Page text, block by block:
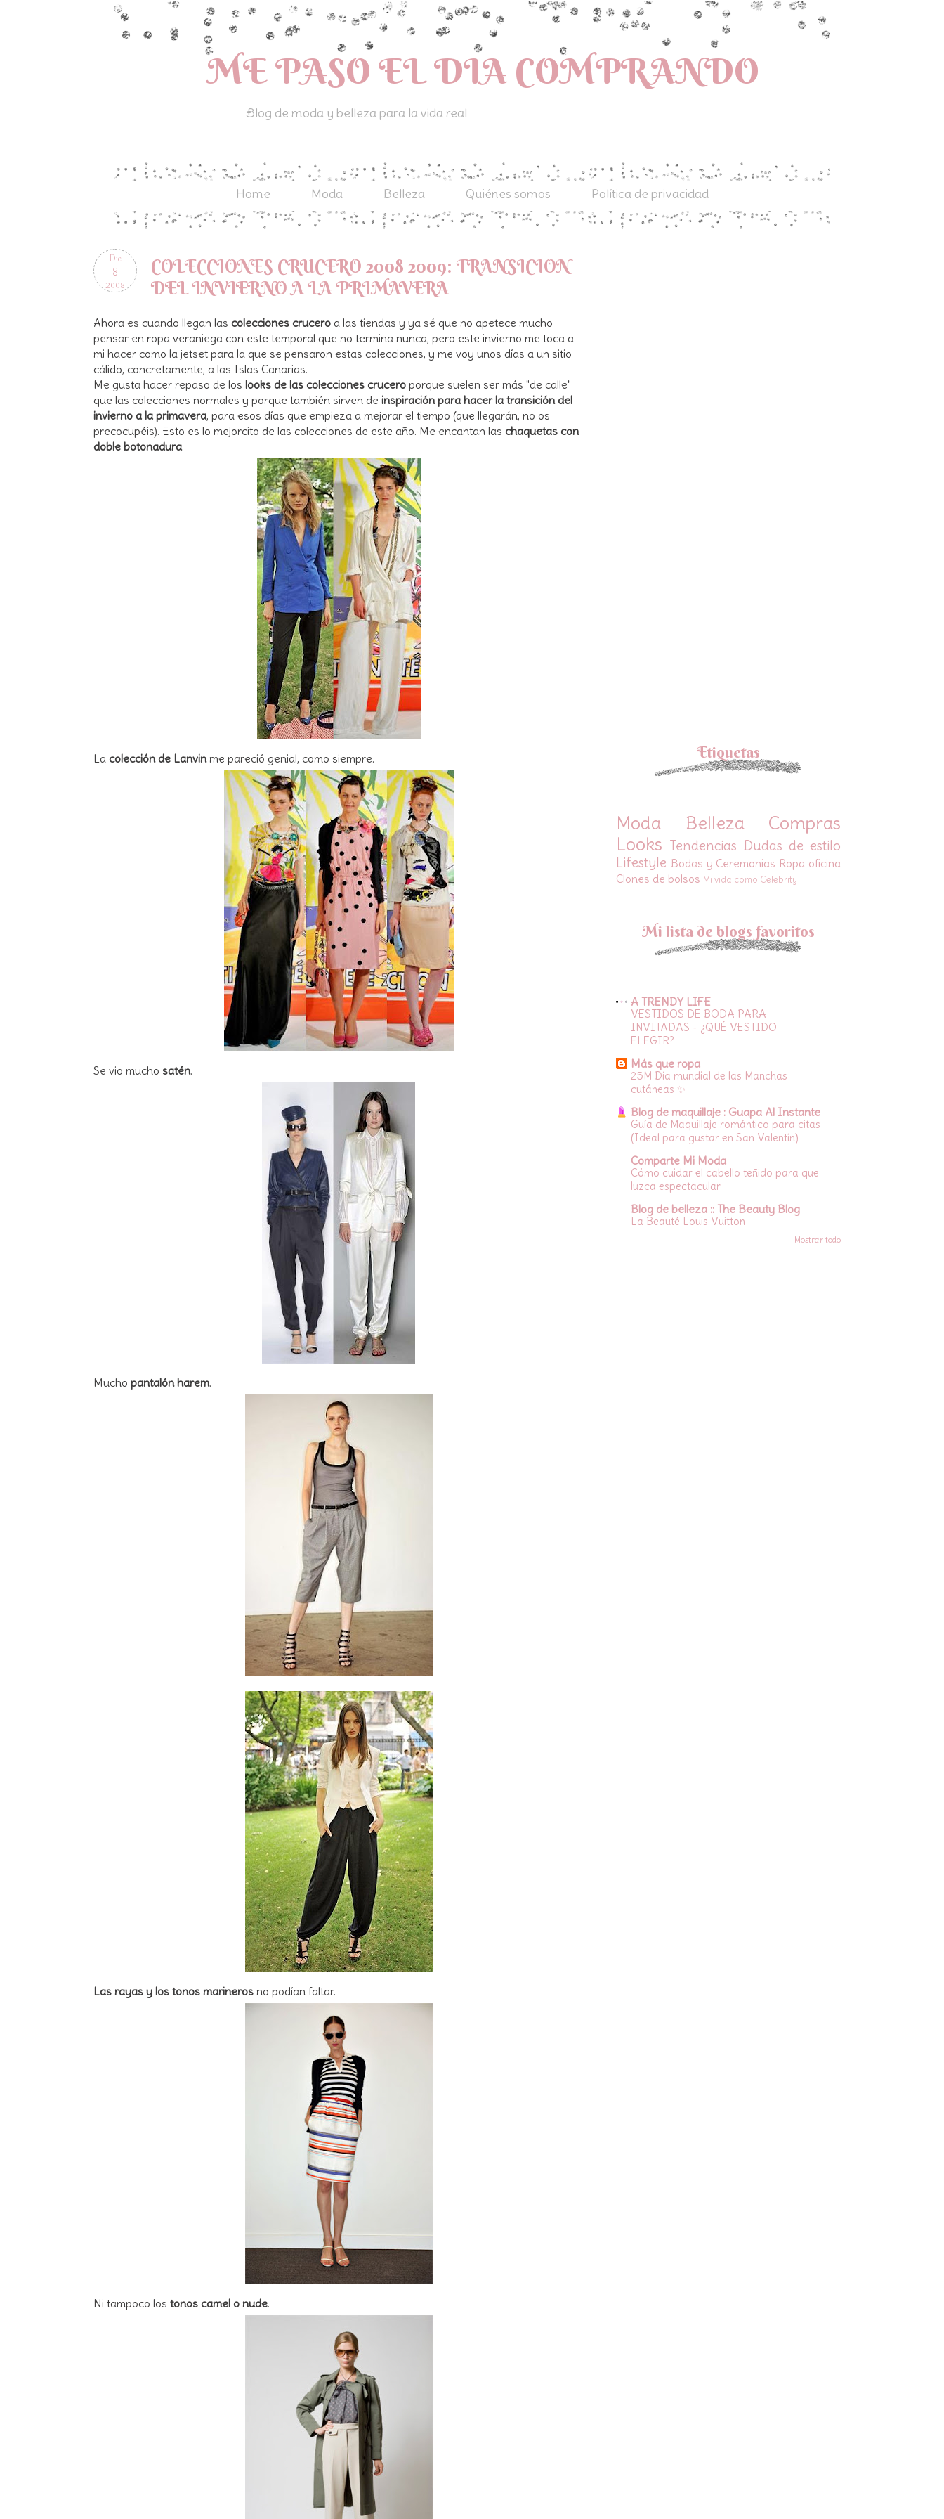
ME PASO EL DIA COMPRANDO
Blog de moda y belleza para la vida real
Home Moda Belleza Quiénes somos Política de privacidad
Dic
8
2008
COLECCIONES CRUCERO 2008 2009: TRANSICION
DEL INVIERNO A LA PRIMAVERA
Ahora es cuando llegan las colecciones crucero a las tiendas y ya sé que no apetece mucho
pensar en ropa veraniega con este temporal que no termina nunca, pero este invierno me toca a
mi hacer como la jetset para la que se pensaron estas colecciones, y me voy unos días a un sitio
cálido, concretamente, a las Islas Canarias.
Me gusta hacer repaso de los looks de las colecciones crucero porque suelen ser más "de calle"
que las colecciones normales y porque también sirven de inspiración para hacer la transición del
invierno a la primavera, para esos días que empieza a mejorar el tiempo (que llegarán, no os
precocupéis). Esto es lo mejorcito de las colecciones de este año. Me encantan las chaquetas con
doble botonadura.
La colección de Lanvinme pareció genial, como siempre.
Se vio mucho satén.
Mucho pantalón harem.
Las rayas y los tonos marineros no podían faltar.
Ni tampoco los tonos camel o nude.
Etiquetas
Moda Belleza
Compras
Looks Tendencias Dudas de estilo
Lifestyle Bodas y Ceremonias Ropa oficina
Clones de bolsos Mi vida como Celebrity
Mi lista de blogs favoritos
A TRENDY LIFE
VESTIDOS DE BODA PARA
INVITADAS - ¿QUÉ VESTIDO
ELEGIR?
Más que ropa
25M Día mundial de las Manchas
cutáneas ✨
Blog de maquillaje : Guapa Al Instante
Guía de Maquillaje romántico para citas
(Ideal para gustar en San Valentín)
Comparte Mi Moda
Cómo cuidar el cabello teñido para que
luzca espectacular
Blog de belleza :: The Beauty Blog
La Beauté Louis Vuitton
Mostrar todo